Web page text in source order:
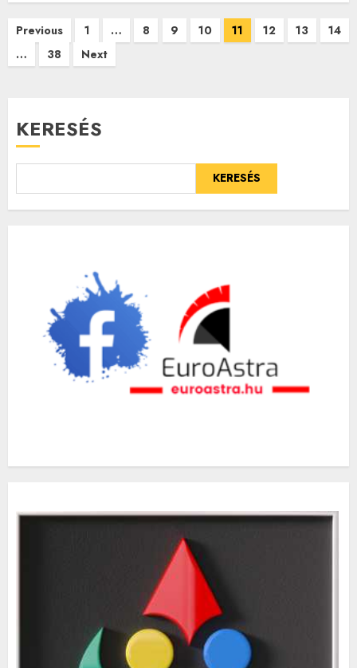
Bejegyzések
lapozása
Previous 1 … 8 9 10 11 12 13
14
…
38 Next
KERESÉS
KERESÉS